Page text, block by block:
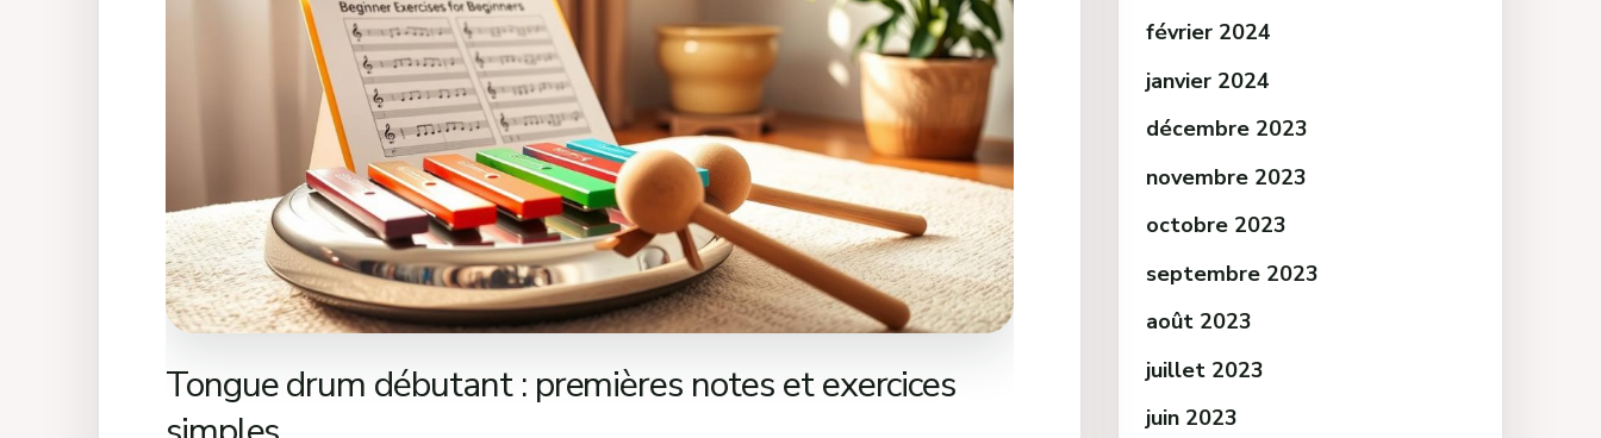
Tongue drum débutant : premières notes et exercices
février 2024
janvier 2024
décembre 2023
novembre 2023
octobre 2023
septembre 2023
août 2023
juillet 2023
juin 2023